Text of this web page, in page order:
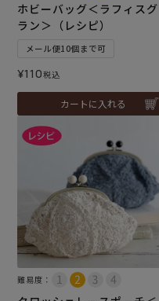
ホビーバッグ＜ラフィスグ
ラン＞（レシピ）
メール便10個まで可
¥110税込
カートに入れる
難易度：